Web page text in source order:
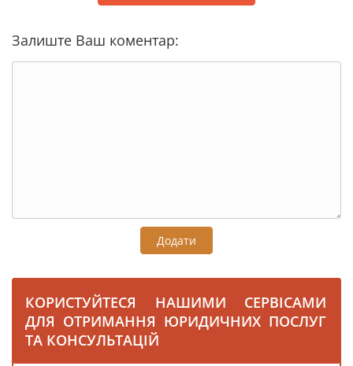
Залиште Ваш коментар:
Додати
КОРИСТУЙТЕСЯ НАШИМИ СЕРВІСАМИ
ДЛЯ ОТРИМАННЯ ЮРИДИЧНИХ ПОСЛУГ
ТА КОНСУЛЬТАЦІЙ